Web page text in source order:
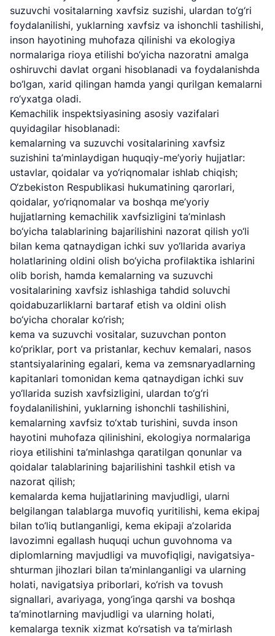
02-00
+998 (71) 237-
99-98
47-09
"Toshshahartransxizmat"
AJ
Ishonch telefon
raqami
1062
"O'zavtovokzal
servis" MCHJ
raqami
+998 (71) 207-
87-00
+998 (71) 207-
87-02
Avtomobil
yo'llari
qo'mitasi
Ishonch telefon
+998 (71) 200-
02-04
+998 (71) 207-
67-68
034
suzuvchi vositalarning xavfsiz suzishi, ulardan to‘g‘ri
foydalanilishi, yuklarning xavfsiz va ishonchli tashilishi,
inson hayotining muhofaza qilinishi va ekologiya
normalariga rioya etilishi bo‘yicha nazoratni amalga
oshiruvchi davlat organi hisoblanadi va foydalanishda
bo‘lgan, xarid qilingan hamda yangi qurilgan kemalarni
ro‘yxatga oladi.
Kemachilik inspektsiyasining asosiy vazifalari
quyidagilar hisoblanadi:
kemalarning va suzuvchi vositalarining xavfsiz
suzishini ta’minlaydigan huquqiy-me’yoriy hujjatlar:
ustavlar, qoidalar va yo‘riqnomalar ishlab chiqish;
O‘zbekiston Respublikasi hukumatining qarorlari,
qoidalar, yo‘riqnomalar va boshqa me’yoriy
hujjatlarning kemachilik xavfsizligini ta’minlash
bo‘yicha talablarining bajarilishini nazorat qilish yo‘li
bilan kema qatnaydigan ichki suv yo‘llarida avariya
holatlarining oldini olish bo‘yicha profilaktika ishlarini
olib borish, hamda kemalarning va suzuvchi
vositalarining xavfsiz ishlashiga tahdid soluvchi
qoidabuzarliklarni bartaraf etish va oldini olish
bo‘yicha choralar ko‘rish;
kema va suzuvchi vositalar, suzuvchan ponton
ko‘priklar, port va pristanlar, kechuv kemalari, nasos
stantsiyalarining egalari, kema va zemsnaryadlarning
kapitanlari tomonidan kema qatnaydigan ichki suv
yo‘llarida suzish xavfsizligini, ulardan to‘g‘ri
foydalanilishini, yuklarning ishonchli tashilishini,
kemalarning xavfsiz to‘xtab turishini, suvda inson
hayotini muhofaza qilinishini, ekologiya normalariga
rioya etilishini ta’minlashga qaratilgan qonunlar va
qoidalar talablarining bajarilishini tashkil etish va
nazorat qilish;
kemalarda kema hujjatlarining mavjudligi, ularni
belgilangan talablarga muvofiq yuritilishi, kema ekipaj
bilan to‘liq butlanganligi, kema ekipaji a’zolarida
lavozimni egallash huquqi uchun guvohnoma va
diplomlarning mavjudligi va muvofiqligi, navigatsiya-
shturman jihozlari bilan ta’minlanganligi va ularning
holati, navigatsiya priborlari, ko‘rish va tovush
signallari, avariyaga, yong‘inga qarshi va boshqa
ta’minotlarning mavjudligi va ularning holati,
kemalarga texnik xizmat ko‘rsatish va ta’mirlash